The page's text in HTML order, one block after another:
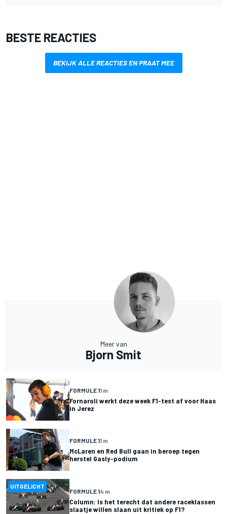
BESTE REACTIES
BEKIJK ALLE REACTIES EN PRAAT MEE
Meer van
Bjorn Smit
FORMULE 11 m
Fornaroli werkt deze week F1-test af voor Haas
in Jerez
FORMULE 11 m
McLaren en Red Bull gaan in beroep tegen
herstel Gasly-podium
UITGELICHT
FORMULE 14 m
Column: Is het terecht dat andere raceklassen
slaatje willen slaan uit kritiek op F1?